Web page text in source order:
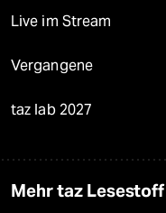
Live im Stream
Vergangene
taz lab 2027
Mehr taz Lesestoff